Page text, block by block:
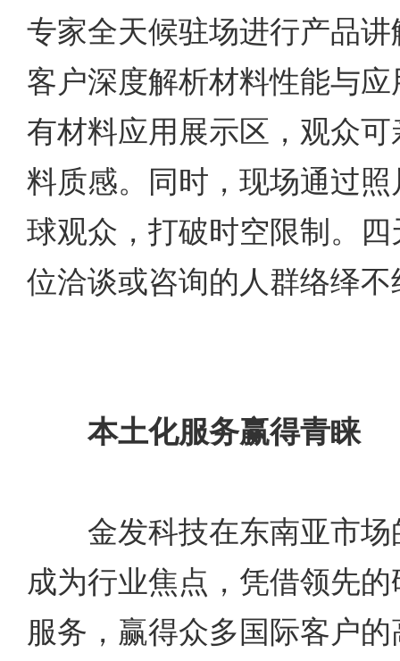
专家全天候驻场进行产品
客户深度解析材料性能与
有材料应用展示区，观众
料质感。同时，现场通过
球观众，打破时空限制。
位洽谈或咨询的人群络绎不
本土化服务赢得青睐
金发科技在东南亚市场
成为行业焦点，凭借领先
服务，赢得众多国际客户